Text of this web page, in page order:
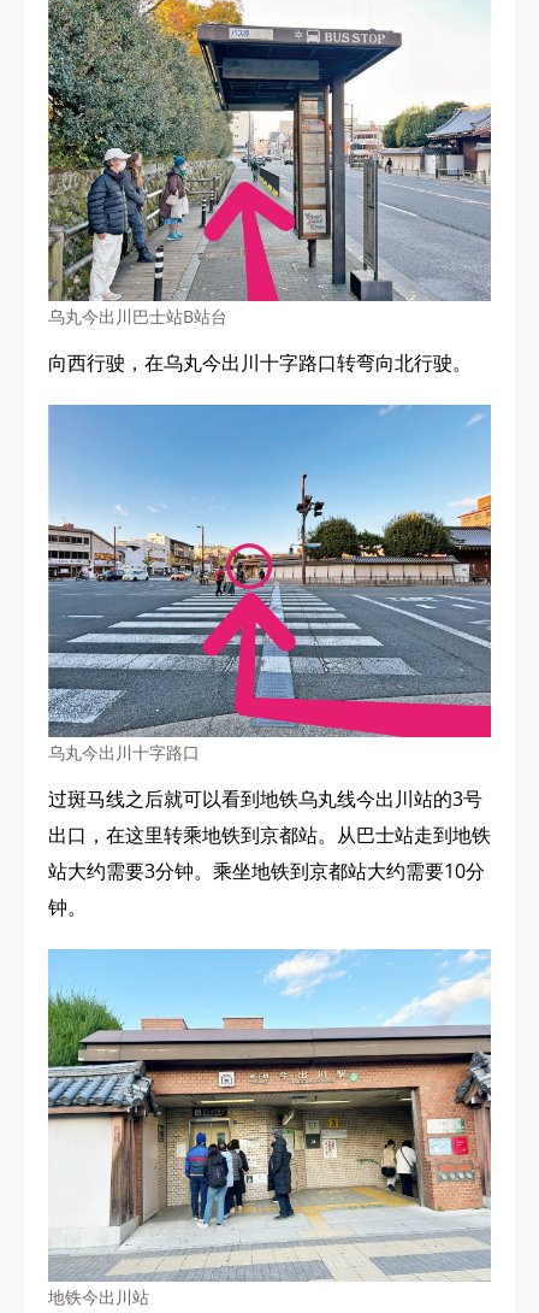
乌丸今出川巴士站B站台
向西行驶，在乌丸今出川十字路口转弯向北行驶。
乌丸今出川十字路口
过斑马线之后就可以看到地铁乌丸线今出川站的3号
出口，在这里转乘地铁到京都站。从巴士站走到地铁
站大约需要3分钟。乘坐地铁到京都站大约需要10分
钟。
地铁今出川站